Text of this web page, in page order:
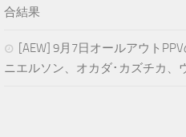
合結果
[AEW] 9月7日オールアウト
ニエルソン、オカダ･カズチカ、